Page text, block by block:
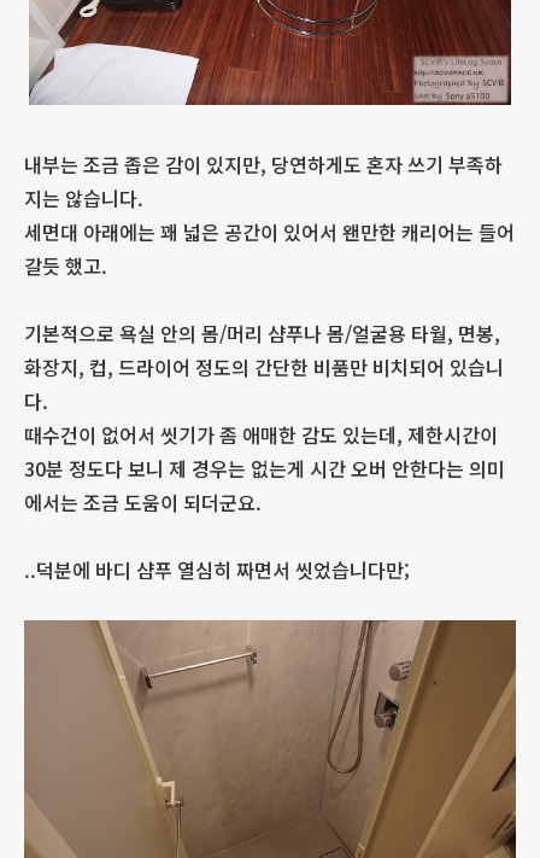
내부는 조금 좁은 감이 있지만, 당연하게도 혼자 쓰기 부족하
지는 않습니다.
세면대 아래에는 꽤 넓은 공간이 있어서 왠만한 캐리어는 들어
갈듯 했고.
기본적으로 욕실 안의 몸/머리 샴푸나 몸/얼굴용 타월, 면봉,
화장지, 컵, 드라이어 정도의 간단한 비품만 비치되어 있습니
다.
때수건이 없어서 씻기가 좀 애매한 감도 있는데, 제한시간이
30분 정도다 보니 제 경우는 없는게 시간 오버 안한다는 의미
에서는 조금 도움이 되더군요.
..덕분에 바디 샴푸 열심히 짜면서 씻었습니다만;